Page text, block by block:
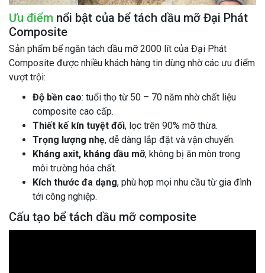
Ưu điểm nổi bật của bể tách dầu mỡ Đại Phát
Composite
Sản phẩm bể ngăn tách dầu mỡ 2000 lít của Đại Phát
Composite được nhiều khách hàng tin dùng nhờ các ưu điểm
vượt trội:
Độ bền cao: tuổi thọ từ 50 – 70 năm nhờ chất liệu
composite cao cấp.
Thiết kế kín tuyệt đối, lọc trên 90% mỡ thừa.
Trọng lượng nhẹ, dễ dàng lắp đặt và vận chuyển.
Kháng axit, kháng dầu mỡ, không bị ăn mòn trong
môi trường hóa chất.
Kích thước đa dạng, phù hợp mọi nhu cầu từ gia đình
tới công nghiệp.
Cấu tạo bể tách dầu mỡ composite